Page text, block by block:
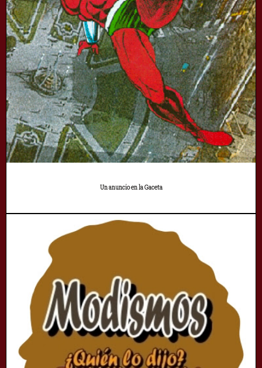
Un anuncio en la Gaceta